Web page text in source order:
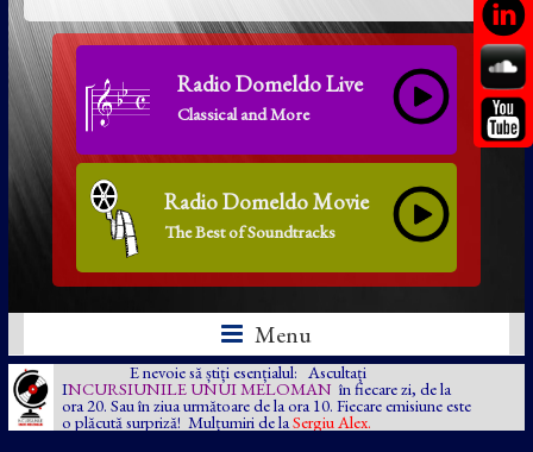
Radio Domeldo Live
Classical and More
Radio Domeldo Movie
The Best of Soundtracks
Menu
E nevoie să știți esențialul: Ascultați
INCURSIUNILE UNUI MELOMAN în fiecare zi, de la
ora 20. Sau în ziua următoare de la ora 10. Fiecare emisiune este
o plăcută surpriză! Mulțumiri de la Sergiu Alex.